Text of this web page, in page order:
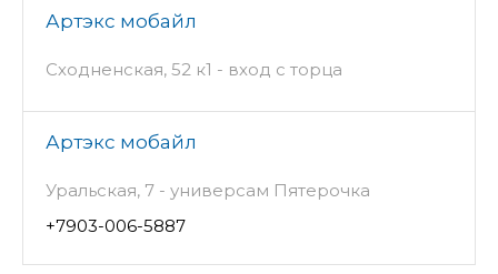
Артэкс мобайл
Сходненская, 52 к1 - вход с торца
Артэкс мобайл
Уральская, 7 - универсам Пятерочка
+7903-006-5887